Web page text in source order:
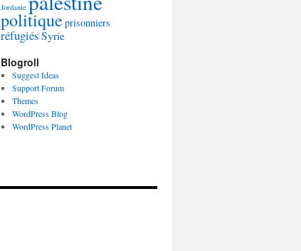
Jordanie
politique prisonniers
réfugiés Syrie
Blogroll
Suggest Ideas
Support Forum
Themes
WordPress Blog
WordPress Planet